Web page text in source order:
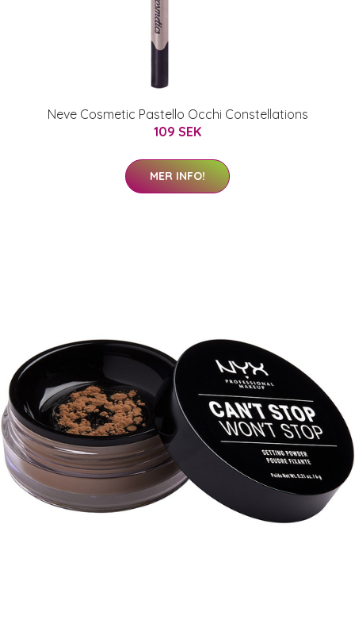
Neve Cosmetic Pastello Occhi Constellations
109 SEK
MER INFO!